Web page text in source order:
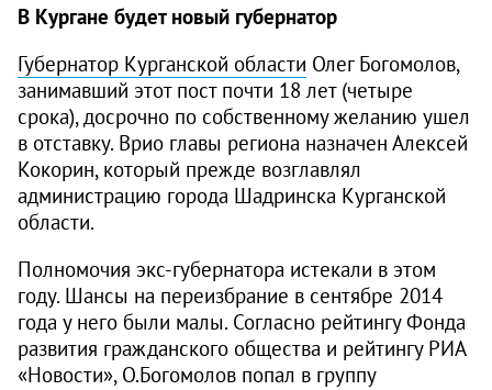
В Кургане будет новый губернатор
Губернатор Курганской области Олег Богомолов,
занимавший этот пост почти 18 лет (четыре
срока), досрочно по собственному желанию ушел
в отставку. Врио главы региона назначен Алексей
Кокорин, который прежде возглавлял
администрацию города Шадринска Курганской
области.
Полномочия экс-губернатора истекали в этом
году. Шансы на переизбрание в сентябре 2014
года у него были малы. Согласно рейтингу Фонда
развития гражданского общества и рейтингу РИА
«Новости», О.Богомолов попал в группу